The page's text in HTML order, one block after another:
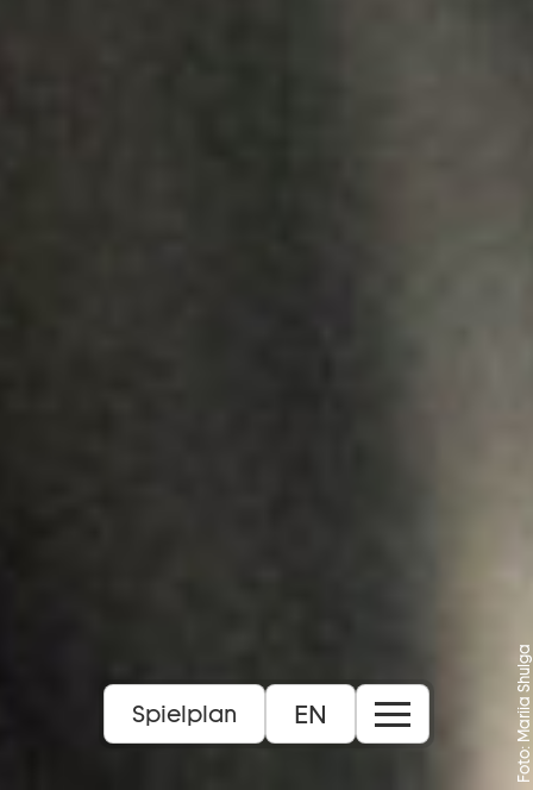
Spielplan EN Foto: Mariia Shulga